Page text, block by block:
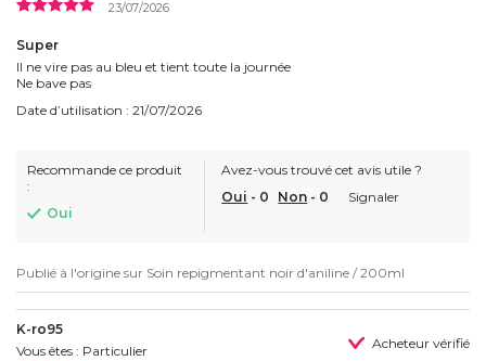
23/07/2026
Super
Il ne vire pas au bleu et tient toute la journée
Ne bave pas
Date d’utilisation : 21/07/2026
Recommande ce produit
:
Oui
Avez-vous trouvé cet avis utile ?
Oui - 0 Non - 0 Signaler
Publié à l'origine sur Soin repigmentant noir d'aniline / 200ml
K-ro95
Vous êtes : Particulier
Acheteur vérifié